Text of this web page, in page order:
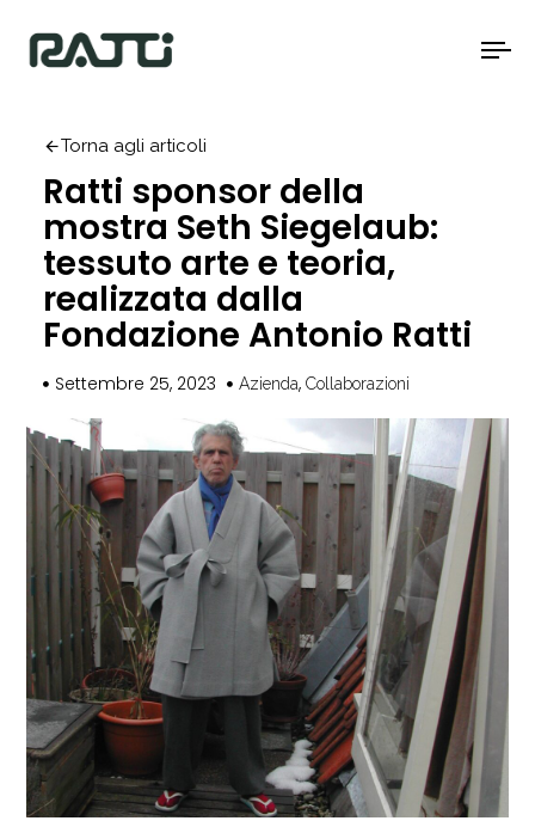
Torna agli articoli
Ratti sponsor della
mostra Seth Siegelaub:
tessuto arte e teoria,
realizzata dalla
Fondazione Antonio Ratti
Settembre 25, 2023 Azienda, Collaborazioni